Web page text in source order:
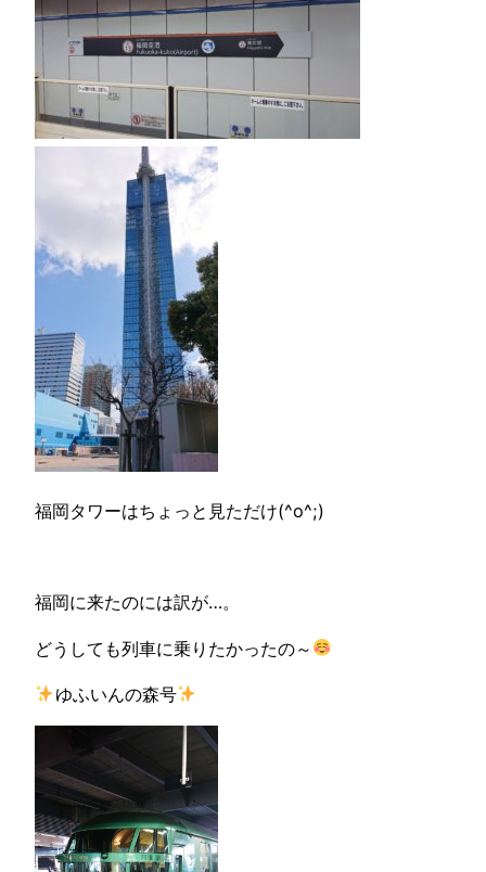
福岡タワーはちょっと見ただけ(^o^;)
福岡に来たのには訳が…。
どうしても列車に乗りたかったの～
ゆふいんの森号